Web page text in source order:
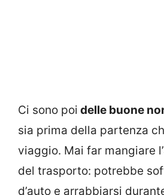
Ci sono poi delle buone
sia prima della partenza
viaggio. Mai far mangiare
del trasporto: potrebbe
d’auto e arrabbiarsi